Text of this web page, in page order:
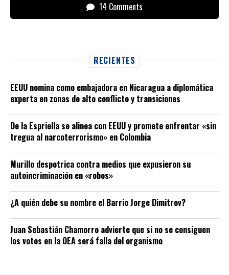
14 Comments
RECIENTES
EEUU nomina como embajadora en Nicaragua a diplomática
experta en zonas de alto conflicto y transiciones
De la Espriella se alinea con EEUU y promete enfrentar «sin
tregua al narcoterrorismo» en Colombia
Murillo despotrica contra medios que expusieron su
autoincriminación en «robos»
¿A quién debe su nombre el Barrio Jorge Dimitrov?
Juan Sebastián Chamorro advierte que si no se consiguen
los votos en la OEA será falla del organismo